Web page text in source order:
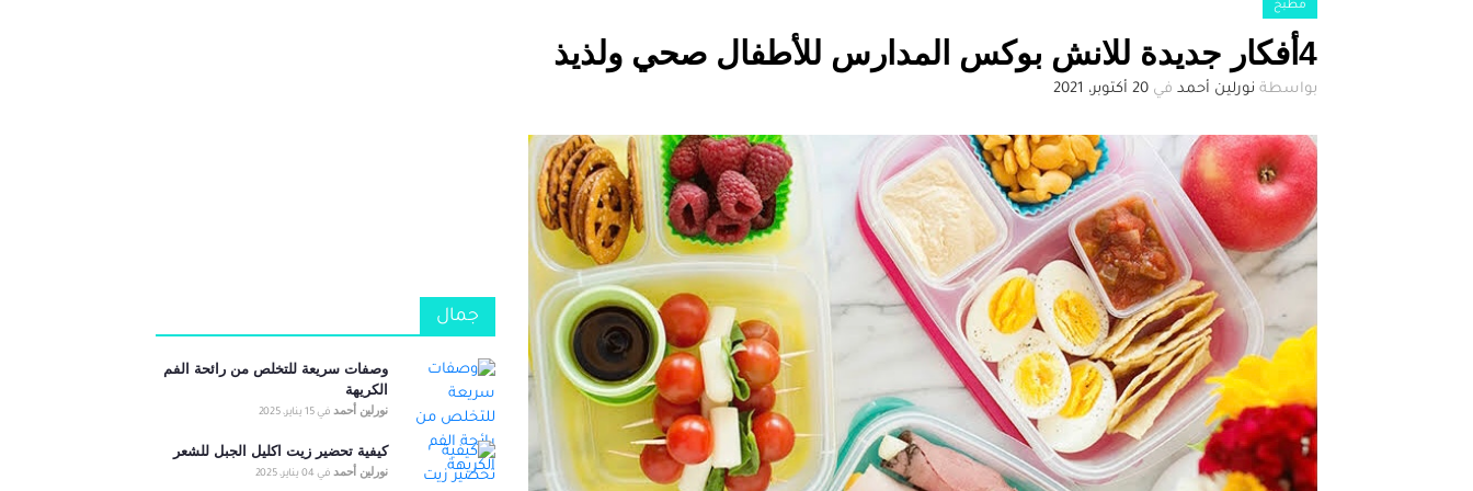
مطبخ
4أفكار جديدة للانش بوكس المدارس للأطفال صحي ولذيذ
بواسطة نورلين أحمد في 20 أكتوبر، 2021
جمال
وصفات سريعة للتخلص من رائحة الفم
الكريهة
نورلين أحمد في 15 يناير، 2025
كيفية تحضير زيت اكليل الجبل للشعر
نورلين أحمد في 04 يناير، 2025